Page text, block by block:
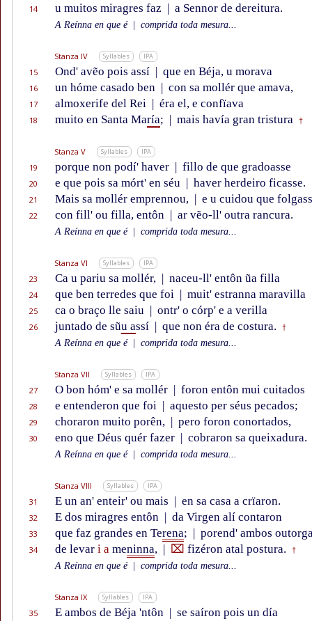
14 u muitos miragres faz | a Sennor de dereitura.
A Reínna en que é comprida toda mesura...
Stanza IV Syllables IPA
15 Ond' avẽo pois assí | que en Béja, u morava
16 un hóme casado ben | con sa mollér que amava,
17 almoxerife del Rei | éra el, e confïava
18 muito en Santa María; | mais havía gran tristura †
Stanza V Syllables IPA
19 porque non podí' haver | fillo de que gradoasse
20 e que pois sa mórt' en séu | haver herdeiro ficasse.
21 Mais sa mollér emprennou, | e u cuidou que
22 con fill' ou filla, entôn | ar vẽo-ll' outra rancura.
A Reínna en que é comprida toda mesura...
Stanza VI Syllables IPA
23 Ca u pariu sa mollér, | naceu-ll' entôn ũa filla
24 que ben terredes que foi | muit' estranna maravilla
25 ca o braço lle saiu | ontr' o córp' e a verilla
26 juntado de sũu assí | que non éra de costura. †
A Reínna en que é comprida toda mesura...
Stanza VII Syllables IPA
27 O bon hóm' e sa mollér | foron entôn mui cuitados
28 e entenderon que foi | aquesto per séus pecados;
29 choraron muito porên, | pero foron conortados,
30 eno que Déus quér fazer | cobraron sa queixadura.
A Reínna en que é comprida toda mesura...
Stanza VIII Syllables IPA
31 E un an' enteir' ou mais | en sa casa a crïaron.
32 E dos miragres entôn | da Virgen alí contaron
33 que faz grandes en Terena; | porend' ambos
34 de levar i a meninna, | ⌧ fizéron atal postura. †
A Reínna en que é comprida toda mesura...
Stanza IX Syllables IPA
35 E ambos de Béja 'ntôn | se saíron pois un día